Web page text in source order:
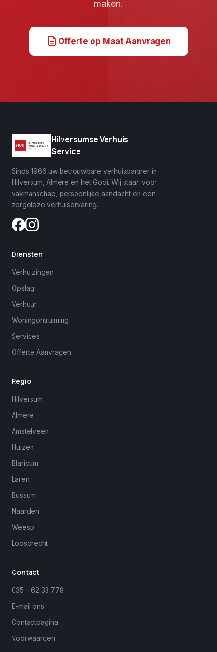
maken.
description Offerte op Maat Aanvragen
Hilversumse Verhuis
Service
Sinds 1966 uw betrouwbare verhuispartner in
Hilversum, Almere en het Gooi. Wij staan voor
vakmanschap, persoonlijke aandacht en een
zorgeloze verhuiservaring.
Diensten
Verhuizingen
Opslag
Verhuur
Woningontruiming
Services
Offerte Aanvragen
Regio
Hilversum
Almere
Amstelveen
Huizen
Blaricum
Laren
Bussum
Naarden
Weesp
Loosdrecht
Contact
035 – 62 33 778
E-mail ons
Contactpagina
Voorwaarden
Margreet